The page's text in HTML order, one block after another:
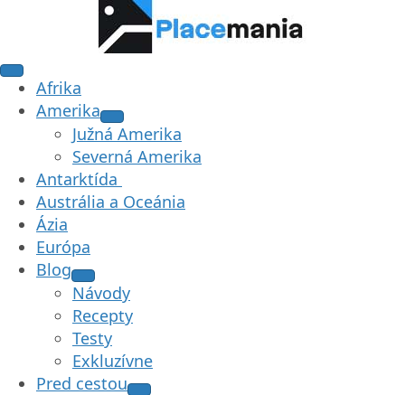
Afrika
Amerika
Južná Amerika
Severná Amerika
Antarktída
Austrália a Oceánia
Ázia
Európa
Blog
Návody
Recepty
Testy
Exkluzívne
Pred cestou